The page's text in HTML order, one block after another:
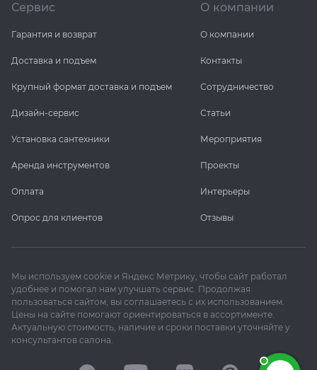
Сервис
Гарантия и возврат
Доставка и подъем
Крупный формат доставка и подъем
Дизайн-сервис
Установка сантехники
Аренда инструментов
Оплата
Опрос для клиентов
О компании
О компании
Контакты
Сотрудничество
Статьи
Мероприятия
Проекты
Интерьеры
Отзывы
Мы используем cookie и Яндекс Метрику, чтобы сайт работал
удобнее и помогал нам улучшать сервис. Продолжая
пользоваться сайтом, вы соглашаетесь с их использованием.
Цены на сайте помогают ориентироваться в ассортименте.
Актуальную стоимость, наличие и сроки поставки уточняйте у
консультантов салона.